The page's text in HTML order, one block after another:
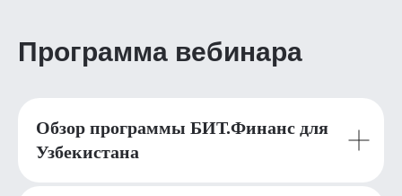
Программа вебинара
Обзор программы БИТ.Финанс для
Узбекистана